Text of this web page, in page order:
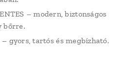
– modern, biztonságos
bőrre.
– gyors, tartós és megbízható.